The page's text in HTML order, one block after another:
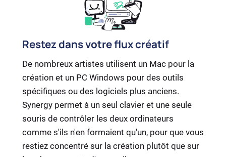
Restez dans votre flux créatif
De nombreux artistes utilisent un Mac pour la
création et un PC Windows pour des outils
spécifiques ou des logiciels plus anciens.
Synergy permet à un seul clavier et une seule
souris de contrôler les deux ordinateurs
comme s'ils n'en formaient qu'un, pour que vous
restiez concentré sur la création plutôt que sur